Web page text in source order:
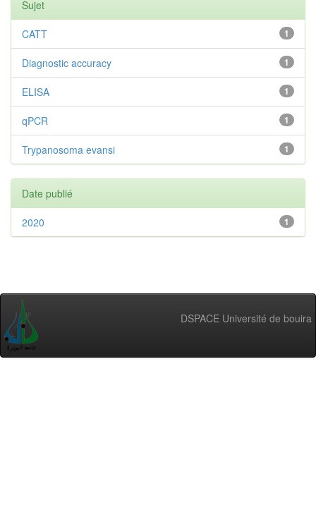
Sujet
1
CATT
1
Diagnostic accuracy
1
ELISA
1
qPCR
1
Trypanosoma evansi
Date publié
1
2020
DSPACE Université de bouira